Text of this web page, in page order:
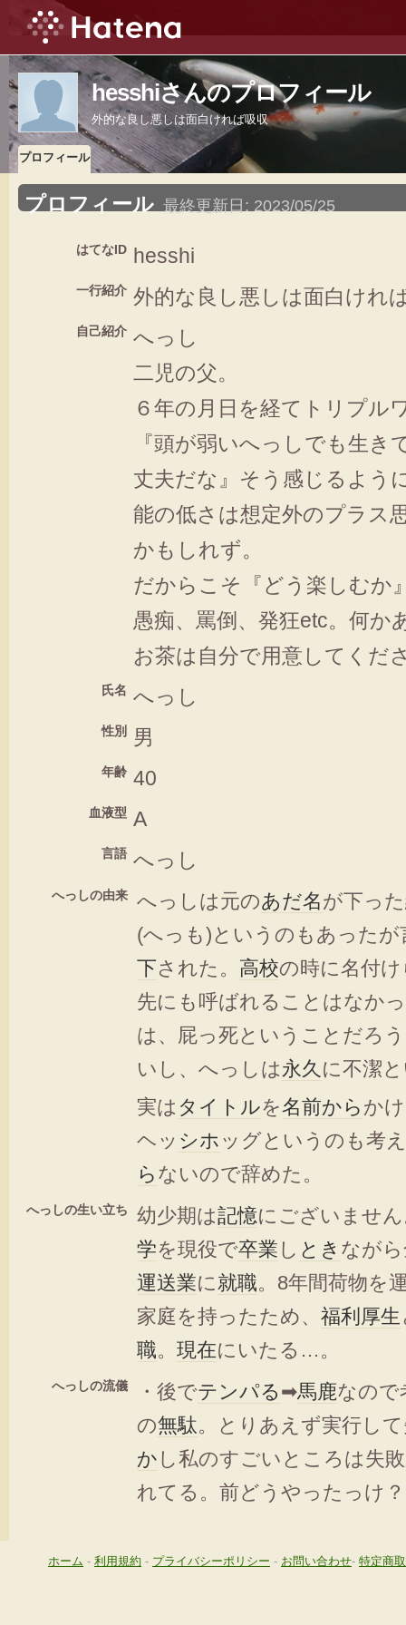
hesshiさんのプロフィール
外的な良し悪しは面白ければ吸収
プロフィール
プロフィール 最終更新日: 2023/05/25
はてなID hesshi
一行紹介 外的な良し悪しは面白けれ
自己紹介 へっし
二児の父。
６年の月日を経てトリプル
『頭が弱いへっしでも生き
丈夫だな』そう感じるよう
能の低さは想定外のプラス
かもしれず。
だからこそ『どう楽しむか
愚痴、罵倒、発狂etc。何か
お茶は自分で用意してくだ
氏名 へっし
性別 男
年齢 40
血液型 A
言語 へっし
へっしの由来 へっしは元のあだ名が下っ
(へっも)というのもあった
下された。 高校の時に名付
先にも呼ばれることはなか
は、屁っ死ということだろ
いし、へっしは永久 に不潔
実は タイトルを名前から か
ヘッ シホ ッグというのも考
ら ないので辞めた。
へっしの生い立ち 幼少期は記憶にございませ
学を現役で卒業 し とき なが
運送業に就職。8年間荷物を
家庭を持ったため、 福利厚生
職。 現在にいたる…。
へっしの流儀 ・後でテンパる ➡馬鹿なので
の無駄。とりあえず実行し
か し私のすごいところは失敗
れてる。前どうやったっけ？
ホーム - 利用規約 - プライバシーポリシー - お問い合わせ- 特定商